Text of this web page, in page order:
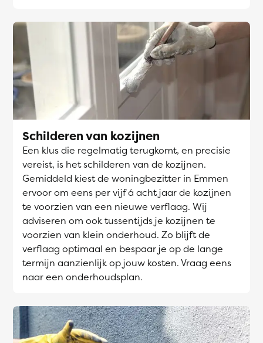
Schilderen van kozijnen
Een klus die regelmatig terugkomt, en precisie
vereist, is het schilderen van de kozijnen.
Gemiddeld kiest de woningbezitter in Emmen
ervoor om eens per vijf á acht jaar de kozijnen
te voorzien van een nieuwe verflaag. Wij
adviseren om ook tussentijds je kozijnen te
voorzien van klein onderhoud. Zo blijft de
verflaag optimaal en bespaar je op de lange
termijn aanzienlijk op jouw kosten. Vraag eens
naar een onderhoudsplan.